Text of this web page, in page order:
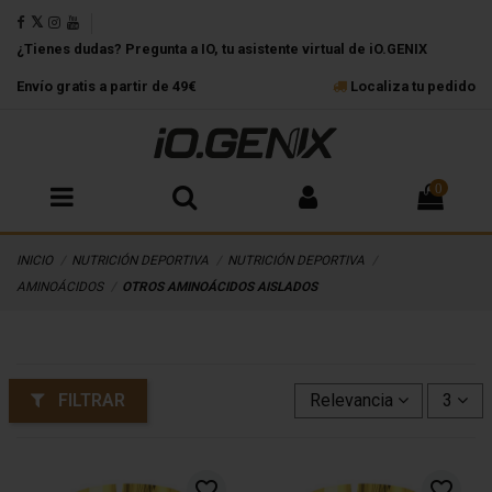
¿Tienes dudas? Pregunta a IO, tu asistente virtual de iO.GENIX
Envío gratis a partir de 49€ Localiza tu pedido
0
INICIO NUTRICIÓN DEPORTIVA
NUTRICIÓN DEPORTIVA
AMINOÁCIDOS
OTROS AMINOÁCIDOS AISLADOS
FILTRAR Relevancia 3